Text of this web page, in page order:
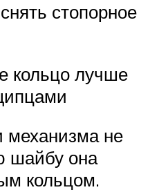
стопорное
кольцо лучше
механизма не
шайбу она
кольцом.